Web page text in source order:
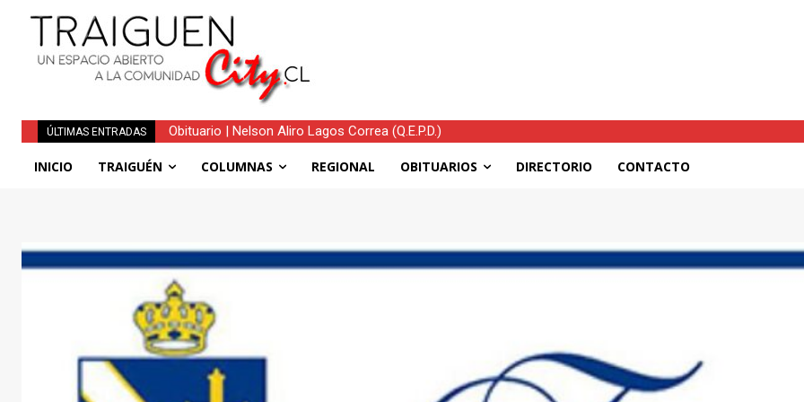
ÚLTIMAS ENTRADAS Obituario | Nelson Aliro Lagos Correa (Q.E.P.D.)
Traiguén consolida su recuperación tras el temporal: mejoran las condiciones, continúan las ayudas y
INICIO TRAIGUÉN COLUMNAS REGIONAL OBITUARIOS DIRECTORIO CONTACTO